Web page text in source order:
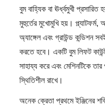
বুম বাহ্যিক বা ঊর্ধ্বমুখী
মুহুর্তের মুখোমুখি হয়। প্ল্যাটফর্ম,
অ্যাঙ্গেল এবং গ্রাউন্ড কন্ডিশন
করতে হবে। একটি বুম লিফট
সাহায্য করে এবং মেশিনটিকে
স্থিতিশীল রাখে।
অনেক ক্রেতা প্রথমে ইঞ্জিনের